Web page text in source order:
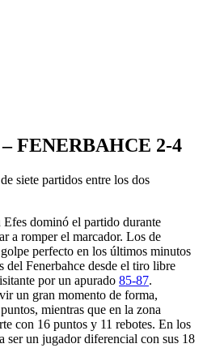
FENERBAHCE 2-4
siete partidos entre los dos
dominó el partido durante
a romper el marcador. Los de
perfecto en los últimos minutos
del Fenerbahce desde el tiro libre
por un apurado 85-87.
un gran momento de forma,
mientras que en la zona
con 16 puntos y 11 rebotes. En los
ser un jugador diferencial con sus 18